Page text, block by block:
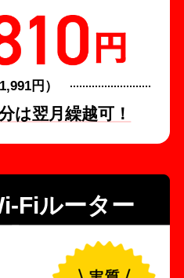
円）
は翌月繰越可！
Fiルーター